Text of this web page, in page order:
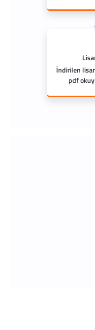
İndirilen
pdf